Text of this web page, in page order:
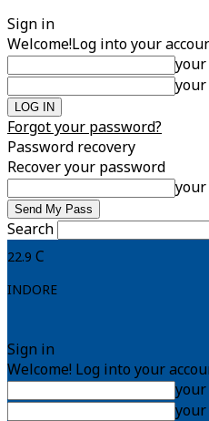
Sign in
Welcome!Log into your
Forgot your password?
Password recovery
Recover your password
Search
22.9 C
INDORE
Sign in
Welcome! Log into your